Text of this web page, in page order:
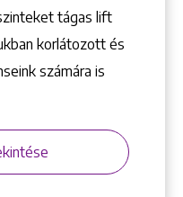
tágas lift
korlátozott és
számára is